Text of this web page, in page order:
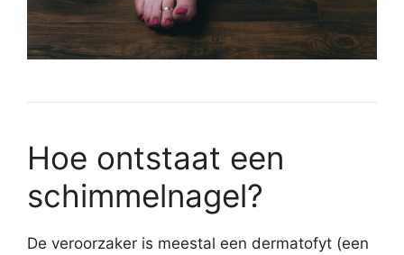
Hoe ontstaat een
schimmelnagel?
De veroorzaker is meestal een dermatofyt (een